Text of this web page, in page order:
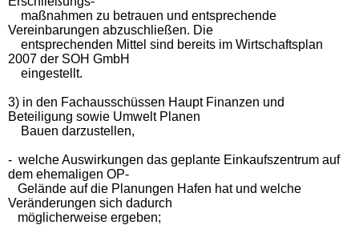
maßnahmen zu betrauen und entsprechende
Vereinbarungen abzuschließen. Die
entsprechenden Mittel sind bereits im Wirtschaftsplan
2007 der SOH GmbH
eingestellt.
3) in den Fachausschüssen Haupt Finanzen und
Beteiligung sowie Umwelt Planen
Bauen darzustellen,
- welche Auswirkungen das geplante Einkaufszentrum auf
dem ehemaligen OP-
Gelände auf die Planungen Hafen hat und welche
Veränderungen sich dadurch
möglicherweise ergeben;